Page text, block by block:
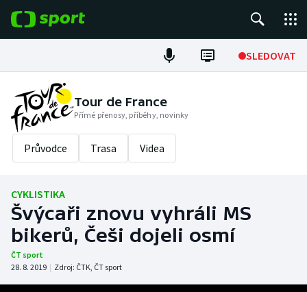
SLEDOVAT
Fotbal
Hokej
Tenis
Cyklistika
DALŠÍ SPORTY
Americký fotbal
NEPŘEHLÉDNĚTE
Tour de France
Přímé přenosy, příběhy, novinky
Průvodce Trasa Videa
CYKLISTIKA
Švýcaři znovu vyhráli MS
bikerů, Češi dojeli osmí
ČT sport
28. 8. 2019 | Zdroj: ČTK, ČT sport